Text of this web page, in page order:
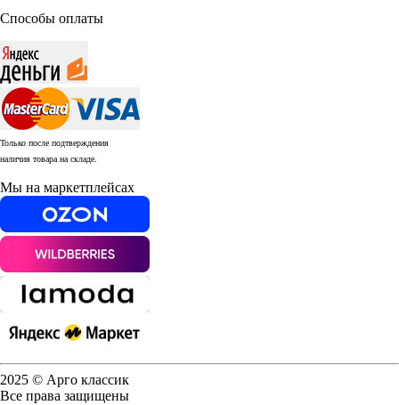
Способы оплаты
Только после подтверждения
наличия товара на складе.
Мы на маркетплейсах
2025 © Арго классик
Все права защищены